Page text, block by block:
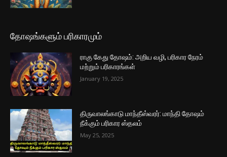
தோஷங்களும் பரிகாரமும்
ராகு கேது தோஷம்: அறிய வழி, பரிகார நேரம்
மற்றும் பரிகாரங்கள்
January 19, 2025
திருவாலங்காடு மாந்தீஸ்வரர்: மாந்தி தோஷம்
நீக்கும் பரிகார ஸ்தலம்
May 25, 2025